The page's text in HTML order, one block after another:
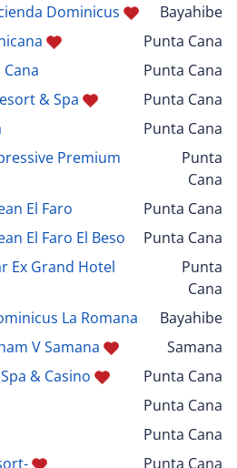
Dominicus
Bayahibe
Punta Cana
Punta Cana
& Spa
Punta Cana
Punta Cana
Premium
Punta
Cana
El Faro
Punta Cana
El Faro El Beso
Punta Cana
Ex Grand Hotel
Punta
Cana
La Romana
Bayahibe
V Samana
Samana
& Casino
Punta Cana
Punta Cana
Punta Cana
Punta Cana